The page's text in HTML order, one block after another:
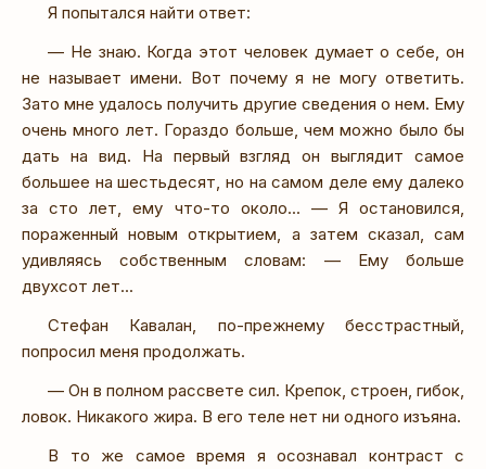
Я попытался найти ответ:
— Не знаю. Когда этот человек думает о себе, он
не называет имени. Вот почему я не могу ответить.
Зато мне удалось получить другие сведения о нем. Ему
очень много лет. Гораздо больше, чем можно было бы
дать на вид. На первый взгляд он выглядит самое
большее на шестьдесят, но на самом деле ему далеко
за сто лет, ему что-то около... — Я остановился,
пораженный новым открытием, а затем сказал, сам
удивляясь собственным словам: — Ему больше
двухсот лет...
Стефан Кавалан, по-прежнему бесстрастный,
попросил меня продолжать.
— Он в полном рассвете сил. Крепок, строен, гибок,
ловок. Никакого жира. В его теле нет ни одного изъяна.
В то же самое время я осознавал контраст с